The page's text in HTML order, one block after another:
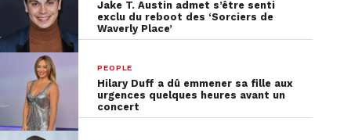
Jake T. Austin admet s’être senti
exclu du reboot des ‘Sorciers de
Waverly Place’
PEOPLE
Hilary Duff a dû emmener sa fille aux
urgences quelques heures avant un
concert